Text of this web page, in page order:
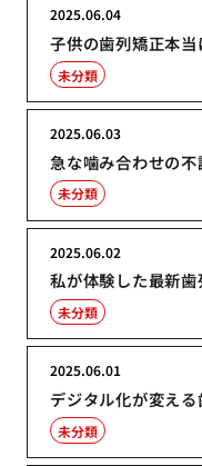
子供の歯列矯正本
2025.06.04
未分類
急な噛み合わせの
2025.06.03
未分類
私が体験した最新
2025.06.02
未分類
デジタル化が変え
2025.06.01
未分類